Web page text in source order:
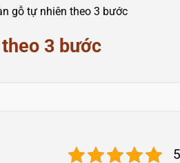
gỗ tự nhiên theo 3 bước
3 bước